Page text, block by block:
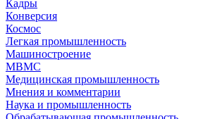
Кадры
Конверсия
Космос
Легкая промышленность
Машиностроение
МВМС
Медицинская промышленность
Мнения и комментарии
Наука и промышленность